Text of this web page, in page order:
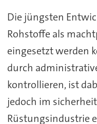
Die jüngsten
Rohstoffe als
eingesetzt werden
durch
kontrollieren, ist
jedoch im
Rüstungsindustrie